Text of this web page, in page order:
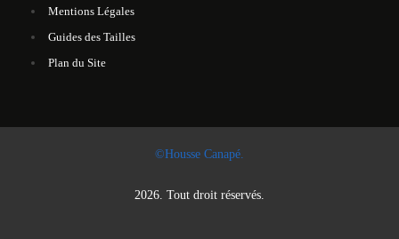
Mentions Légales
Guides des Tailles
Plan du Site
©Housse Canapé.
2026. Tout droit réservés.